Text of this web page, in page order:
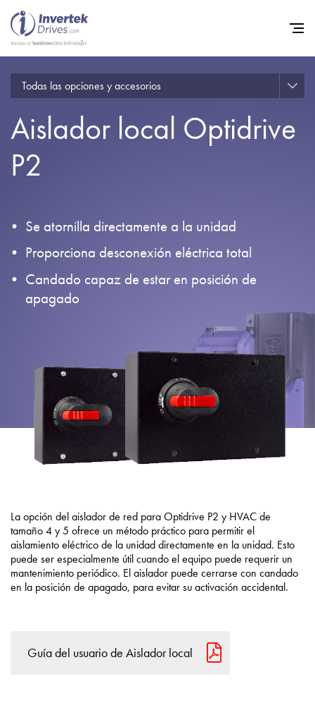
Todas las opciones y accesorios
Aislador local Optidrive
P2
Se atornilla directamente a la unidad
Proporciona desconexión eléctrica total
Candado capaz de estar en posición de
apagado
La opción del aislador de red para Optidrive P2 y HVAC de
tamaño 4 y 5 ofrece un método práctico para permitir el
aislamiento eléctrico de la unidad directamente en la unidad. Esto
puede ser especialmente útil cuando el equipo puede requerir un
mantenimiento periódico. El aislador puede cerrarse con candado
en la posición de apagado, para evitar su activación accidental.
Guía del usuario de Aislador local
Home
Variadores de frecuencia
Empleo
Política de privacidad
Mapa del sitio
Acceso